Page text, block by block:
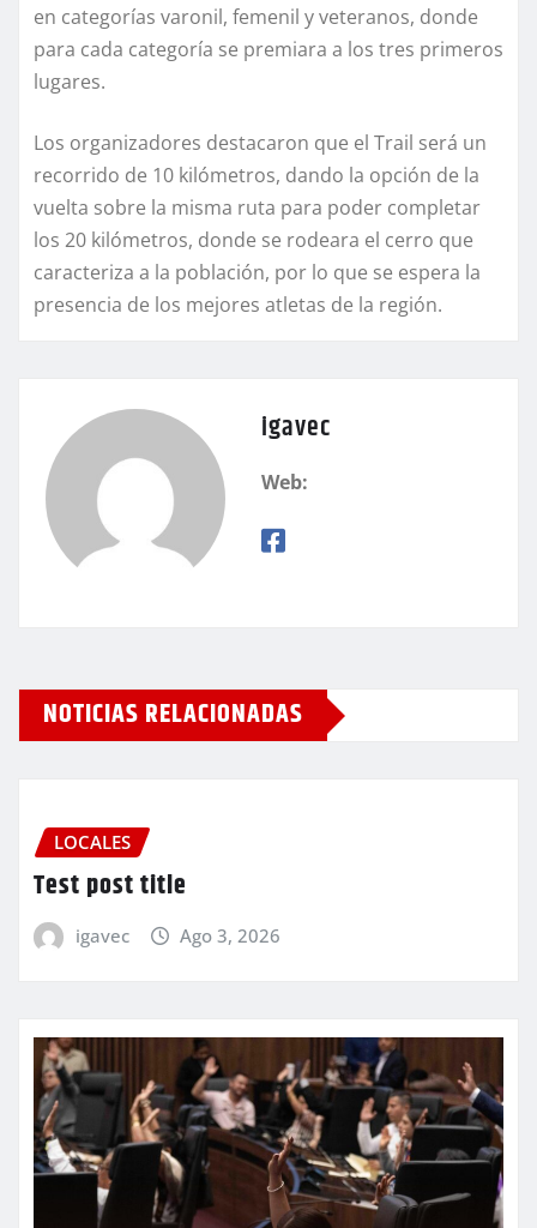
en categorías varonil, femenil y veteranos, donde
para cada categoría se premiara a los tres primeros
lugares.
Los organizadores destacaron que el Trail será un
recorrido de 10 kilómetros, dando la opción de la
vuelta sobre la misma ruta para poder completar
los 20 kilómetros, donde se rodeara el cerro que
caracteriza a la población, por lo que se espera la
presencia de los mejores atletas de la región.
igavec
Web:
NOTICIAS RELACIONADAS
LOCALES
Test post title
igavec Ago 3, 2026